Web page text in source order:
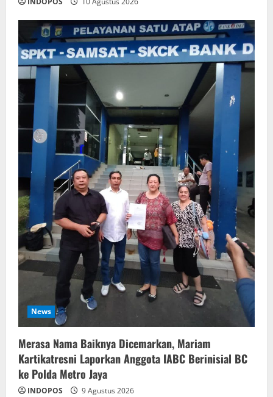
News
‎Merasa Nama Baiknya Dicemarkan, Mariam
Kartikatresni Laporkan Anggota IABC Berinisial BC
ke Polda Metro Jaya
INDOPOS 9 Agustus 2026